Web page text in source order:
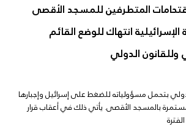
اقتحامات المتطرفين للمسجد الأقصى
انتهاك للوضع القائم
وللقانون الدولي
بتحمل مسؤولياته للضغط على إسرائيل وإجبارها
بالمسجد الأقصى. يأتي ذلك في أعقاب قرار